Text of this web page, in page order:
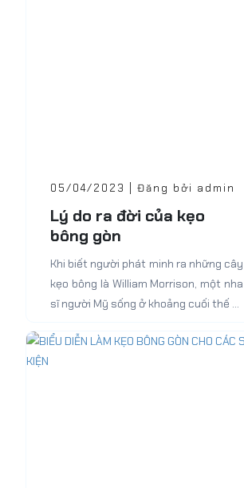
05/04/2023 | Đăng bởi admin
Lý do ra đời của kẹo
bông gòn
Khi biết người phát minh ra những cây
kẹo bông là William Morrison, một nha
sĩ người Mỹ sống ở khoảng cuối thế kỷ